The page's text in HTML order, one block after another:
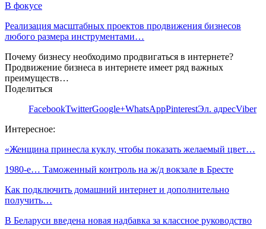
В фокусе
Реализация масштабных проектов продвижения бизнесов
любого размера инструментами…
Почему бизнесу необходимо продвигаться в интернете?
Продвижение бизнеса в интернете имеет ряд важных
преимуществ…
Поделиться
FacebookTwitterGoogle+WhatsAppPinterestЭл. адресViber
Интересное:
«Женщина принесла куклу, чтобы показать желаемый цвет…
1980-е… Таможенный контроль на ж/д вокзале в Бресте
Как подключить домашний интернет и дополнительно
получить…
В Беларуси введена новая надбавка за классное руководство